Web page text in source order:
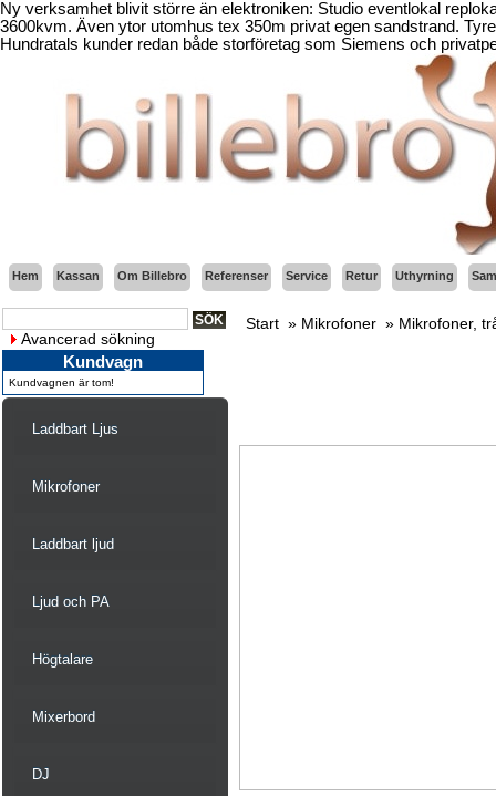
Ny verksamhet blivit större än elektroniken: Studio eventlokal
3600kvm. Även ytor utomhus tex 350m privat egen sandstrand.
Hundratals kunder redan både storföretag som Siemens och
Hem Kassan Om Billebro Referenser Service Retur Uthyrning
Avancerad sökning
Kundvagn
Kundvagnen är tom!
Laddbart Ljus
Mikrofoner
Laddbart ljud
Ljud och PA
Högtalare
Mixerbord
DJ
Start » Mikrofoner » Mikrofoner,